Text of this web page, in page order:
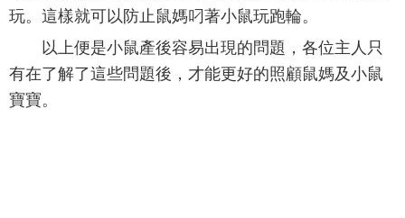
玩。這樣就可以防止鼠媽叼著小鼠玩跑輪。
以上便是小鼠產後容易出現的問題，各位主人只
有在了解了這些問題後，才能更好的照顧鼠媽及小鼠
寶寶。